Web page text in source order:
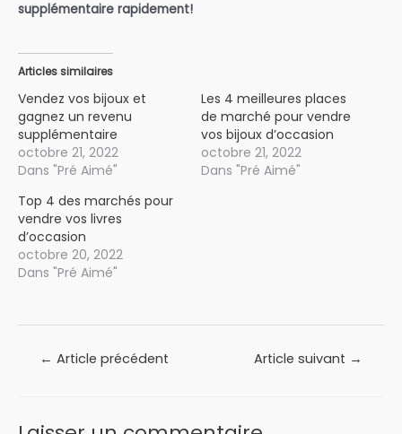
supplémentaire rapidement!
Articles similaires
Vendez vos bijoux et
gagnez un revenu
supplémentaire
octobre 21, 2022
Dans "Pré Aimé"
Les 4 meilleures places
de marché pour vendre
vos bijoux d’occasion
octobre 21, 2022
Dans "Pré Aimé"
Top 4 des marchés pour
vendre vos livres
d’occasion
octobre 20, 2022
Dans "Pré Aimé"
Navigation
← Article précédent Article suivant →